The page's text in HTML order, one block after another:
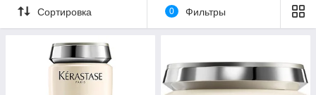
делающие его равномерно плотным.
Сортировка 0 Фильтры